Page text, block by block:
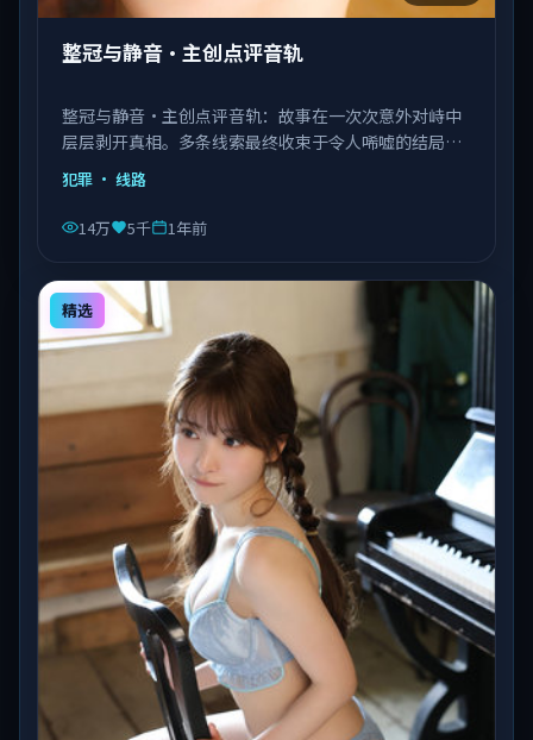
整冠与静音·主创点评音轨
整冠与静音·主创点评音轨：故事在一次次意外对峙中
层层剥开真相。多条线索最终收束于令人唏嘘的结局。
由陈凯歌执导，乔杉、沈腾、易烊千玺等主演，泰国出
品，类型为犯罪。
犯罪 · 线路
14万 5千 1年前
精选